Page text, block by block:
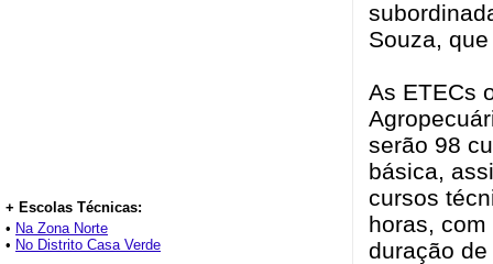
+ Escolas Técnicas:
• Na Zona Norte
• No Distrito Casa Verde
Souza,
As ETECs
serão 98
básica,
cursos
horas,
duração